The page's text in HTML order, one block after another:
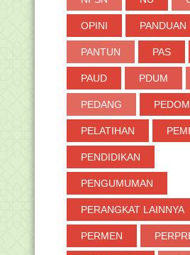
OPINI PANDUAN
PANTUN PAS
PAUD PDUM
PEDANG
PELATIHAN
PENDIDIKAN
PENGUMUMAN
PERANGKAT LAINNYA
PERMEN